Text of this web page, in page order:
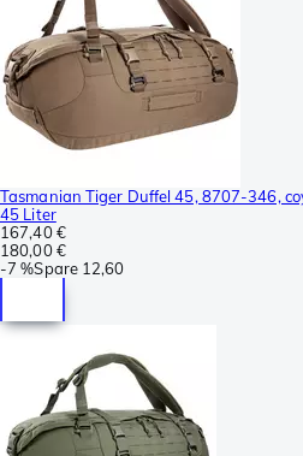
Tasmanian Tiger Duffel 45, 8707-346,
45 Liter
167,40 €
180,00 €
-7 %Spare 12,60